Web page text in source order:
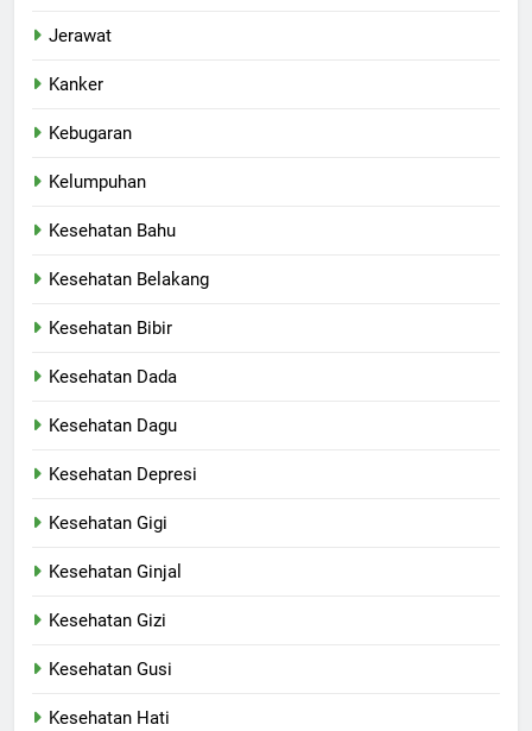
Jerawat
Kanker
Kebugaran
Kelumpuhan
Kesehatan Bahu
Kesehatan Belakang
Kesehatan Bibir
Kesehatan Dada
Kesehatan Dagu
Kesehatan Depresi
Kesehatan Gigi
Kesehatan Ginjal
Kesehatan Gizi
Kesehatan Gusi
Kesehatan Hati